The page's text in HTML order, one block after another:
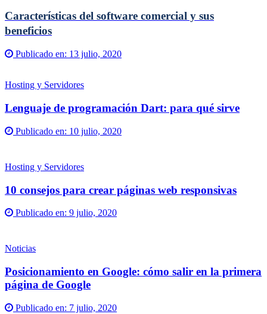
Características del software comercial y sus
beneficios
Publicado en: 13 julio, 2020
Hosting y Servidores
Lenguaje de programación Dart: para qué sirve
Publicado en: 10 julio, 2020
Hosting y Servidores
10 consejos para crear páginas web responsivas
Publicado en: 9 julio, 2020
Noticias
Posicionamiento en Google: cómo salir en la primera
página de Google
Publicado en: 7 julio, 2020